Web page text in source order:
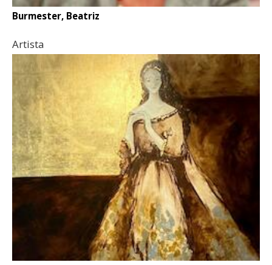
Burmester, Beatriz
Artista